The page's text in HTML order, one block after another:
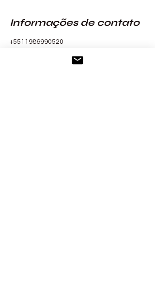
Informações de contato
+5511986990520
Rua José Alfredo da Silveira, 142 - Vila